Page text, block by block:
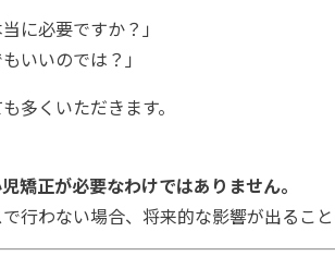
に必要ですか？」
いいのでは？」
多くいただきます。
矯正が必要なわけではありません。
行わない場合、将来的な影響が出ること